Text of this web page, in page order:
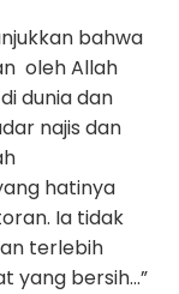
bahwa
oleh Allah
dunia dan
najis dan
hatinya
Ia tidak
terlebih
yang bersih…”